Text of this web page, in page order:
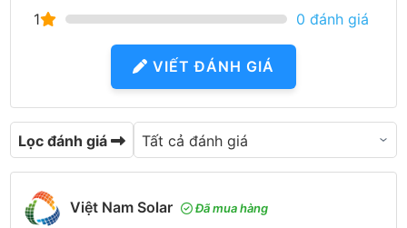
1
0 đánh giá
VIẾT ĐÁNH GIÁ
Lọc đánh giá
Việt Nam Solar Đã mua hàng